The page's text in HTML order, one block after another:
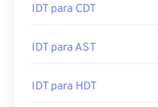
IDT para CDT
IDT para AST
IDT para HDT